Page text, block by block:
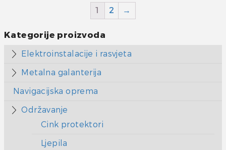
1 2 →
Kategorije proizvoda
Elektroinstalacije i rasvjeta
Metalna galanterija
Navigacijska oprema
Održavanje
Cink protektori
Ljepila